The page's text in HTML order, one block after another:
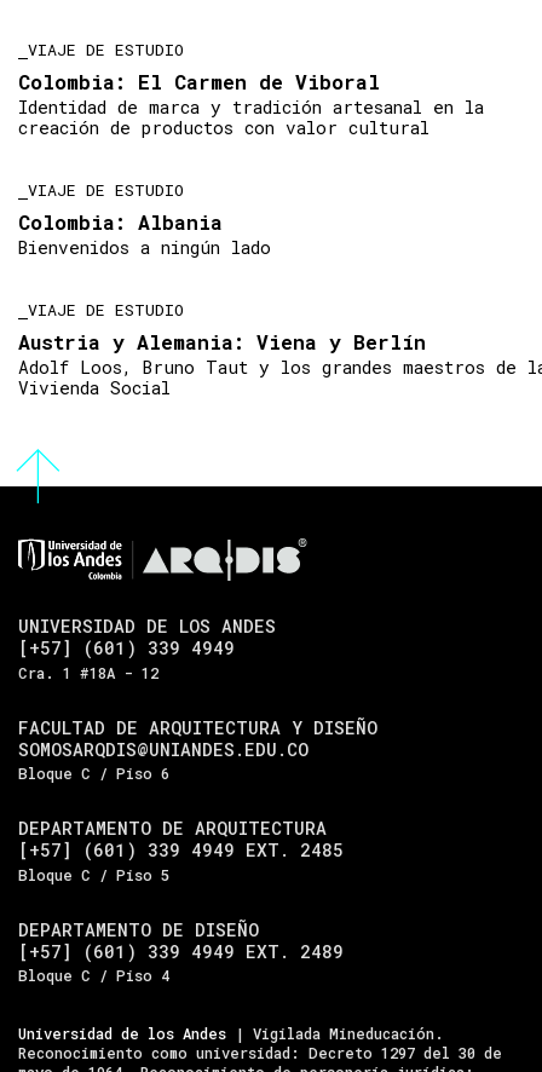
VIAJE DE ESTUDIO
Colombia: El Carmen de Viboral
Identidad de marca y tradición artesanal en la
creación de productos con valor cultural
VIAJE DE ESTUDIO
Colombia: Albania
Bienvenidos a ningún lado
VIAJE DE ESTUDIO
Austria y Alemania: Viena y Berlín
Adolf Loos, Bruno Taut y los grandes maestros de
Vivienda Social
UNIVERSIDAD DE LOS ANDES
[+57] (601) 339 4949
Cra. 1 #18A - 12
FACULTAD DE ARQUITECTURA Y DISEÑO
SOMOSARQDIS@UNIANDES.EDU.CO
Bloque C / Piso 6
DEPARTAMENTO DE ARQUITECTURA
[+57] (601) 339 4949 EXT. 2485
Bloque C / Piso 5
DEPARTAMENTO DE DISEÑO
[+57] (601) 339 4949 EXT. 2489
Bloque C / Piso 4
Universidad de los Andes | Vigilada Mineducación.
Reconocimiento como universidad: Decreto 1297 del 30 de